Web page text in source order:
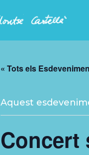
« Tots els
Aquest
Concert